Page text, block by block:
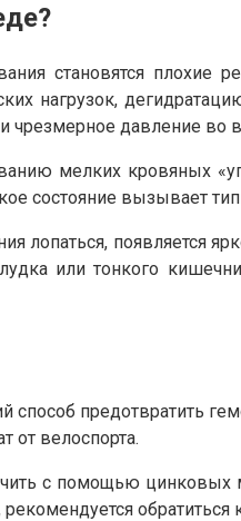
становятся
нагрузок,
чрезмерное давление во
мелких кровяных
состояние вызывает
лопаться, появляется
или тонкого
способ предотвратить
от велоспорта.
с помощью
обратиться